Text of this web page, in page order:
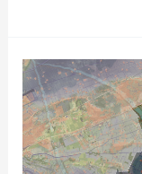
Bernheze